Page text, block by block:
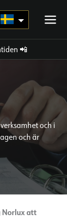
📲
och i
och är
Norlux att